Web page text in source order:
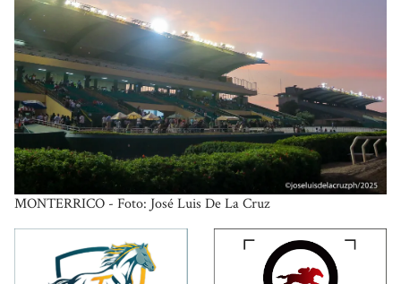
MONTERRICO - Foto: José Luis De La Cruz